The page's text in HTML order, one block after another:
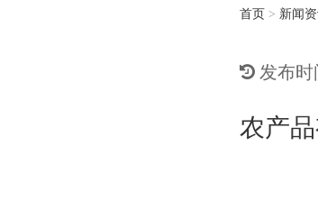
首页 > 新闻
发布时
农产